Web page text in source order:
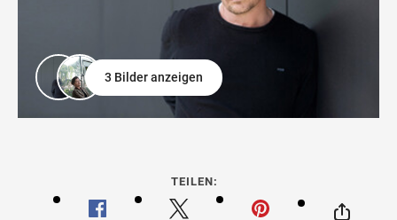
3 Bilder anzeigen
TEILEN: